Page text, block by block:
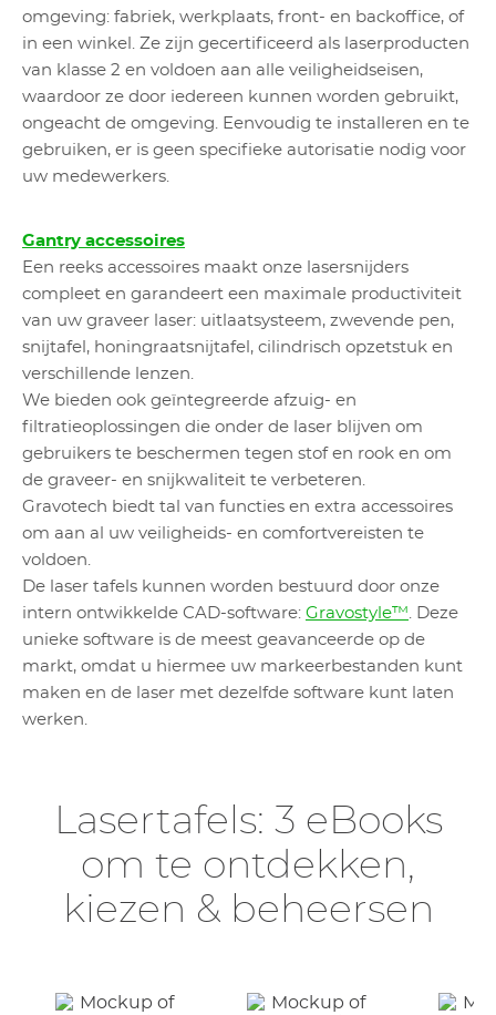
omgeving: fabriek, werkplaats, front- en backoffice, of
in een winkel. Ze zijn gecertificeerd als laserproducten
van klasse 2 en voldoen aan alle veiligheidseisen,
waardoor ze door iedereen kunnen worden gebruikt,
ongeacht de omgeving. Eenvoudig te installeren en te
gebruiken, er is geen specifieke autorisatie nodig voor
uw medewerkers.
Gantry accessoires
Een reeks accessoires maakt onze lasersnijders
compleet en garandeert een maximale productiviteit
van uw graveer laser: uitlaatsysteem, zwevende pen,
snijtafel, honingraatsnijtafel, cilindrisch opzetstuk en
verschillende lenzen.
We bieden ook geïntegreerde afzuig- en
filtratieoplossingen die onder de laser blijven om
gebruikers te beschermen tegen stof en rook en om
de graveer- en snijkwaliteit te verbeteren.
Gravotech biedt tal van functies en extra accessoires
om aan al uw veiligheids- en comfortvereisten te
voldoen.
De laser tafels kunnen worden bestuurd door onze
intern ontwikkelde CAD-software: Gravostyle™. Deze
unieke software is de meest geavanceerde op de
markt, omdat u hiermee uw markeerbestanden kunt
maken en de laser met dezelfde software kunt laten
werken.
Lasertafels: 3 eBooks
om te ontdekken,
kiezen & beheersen